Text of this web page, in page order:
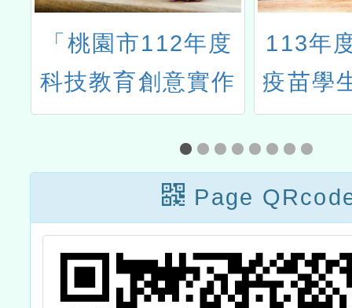
「桃園市112年度
科技教育創意實作
競賽」說明會一案
113年
疫苗學
意願書
止日
Page